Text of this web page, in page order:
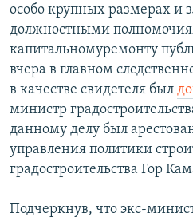
особо крупных размерах и
должностными
капитальномуремонту
вчера в главном
в качестве свидетеля был
министр
данному делу был
управления политики
градостроительства Гор
Подчеркнув, что экс-